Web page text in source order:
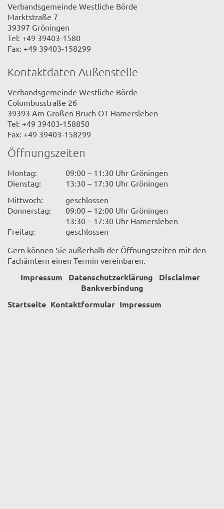
Verbandsgemeinde Westliche Börde
Marktstraße 7
39397 Gröningen
Tel: +49 39403-1580
Fax: +49 39403-158299
Kontaktdaten Außenstelle
Verbandsgemeinde Westliche Börde
Columbusstraße 26
39393 Am Großen Bruch OT Hamersleben
Tel: +49 39403-158850
Fax: +49 39403-158299
Öffnungszeiten
Montag:
09:00 – 11:30 Uhr Gröningen
Dienstag:
13:30 – 17:30 Uhr Gröningen
Mittwoch:
geschlossen
Donnerstag:
09:00 – 12:00 Uhr Gröningen
13:30 – 17:30 Uhr Hamersleben
Freitag:
geschlossen
Gern können Sie außerhalb der Öffnungszeiten mit den
Fachämtern einen Termin vereinbaren.
Impressum Datenschutzerklärung
Disclaimer
Bankverbindung
Startseite Kontaktformular Impressum